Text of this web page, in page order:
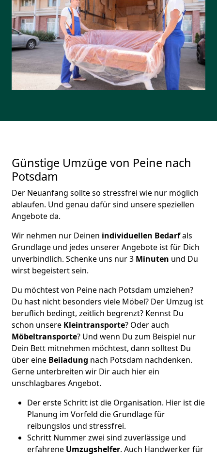
Günstige Umzüge von Peine nach
Potsdam
Der Neuanfang sollte so stressfrei wie nur möglich
ablaufen. Und genau dafür sind unsere speziellen
Angebote da.
Wir nehmen nur Deinen individuellen Bedarfals
Grundlage und jedes unserer Angebote ist für Dich
unverbindlich. Schenke uns nur 3 Minuten und Du
wirst begeistert sein.
Du möchtest von Peine nach Potsdam umziehen?
Du hast nicht besonders viele Möbel? Der Umzug ist
beruflich bedingt, zeitlich begrenzt? Kennst Du
schon unsere Kleintransporte? Oder auch
Möbeltransporte? Und wenn Du zum Beispiel nur
Dein Bett mitnehmen möchtest, dann solltest Du
über eine Beiladung nach Potsdam nachdenken.
Gerne unterbreiten wir Dir auch hier ein
unschlagbares Angebot.
Der erste Schritt ist die Organisation. Hier ist die
Planung im Vorfeld die Grundlage für
reibungslos und stressfrei.
Schritt Nummer zwei sind zuverlässige und
erfahrene Umzugshelfer. Auch Handwerker für